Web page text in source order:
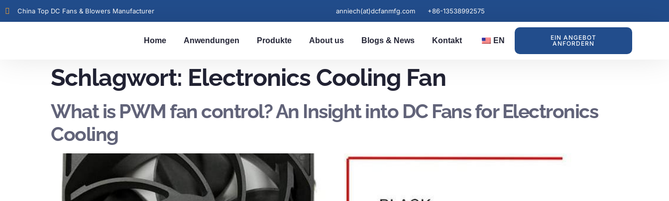
China Top DC Fans & Blowers Manufacturer anniech(at)dcfanmfg.com +86-13538992575
Home Anwendungen Produkte About us Blogs & News Kontakt EN
EIN ANGEBOT
ANFORDERN
Schlagwort: Electronics Cooling Fan
What is PWM fan control? An Insight into DC Fans for Electronics
Cooling